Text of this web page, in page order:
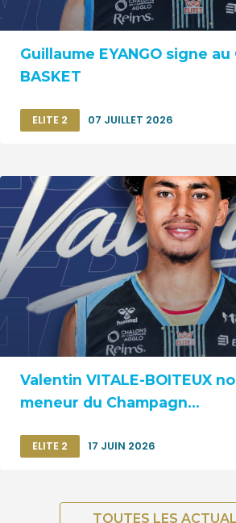
Guillaume EYANGO signe au
BASKET
ELITE 2 07 JUILLET 2026
Valentin VITALE-BOITEUX
meneur du Champagn...
ELITE 2 17 JUIN 2026
TOUTES LES